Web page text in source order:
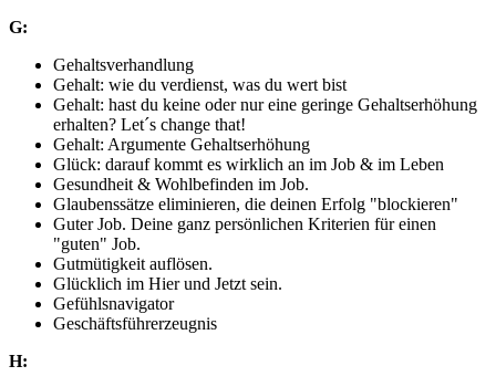
G:
Gehaltsverhandlung
Gehalt: wie du verdienst, was du wert bist
Gehalt: hast du keine oder nur eine geringe Gehaltserhöhung
erhalten? Let´s change that!
Gehalt: Argumente Gehaltserhöhung
Glück: darauf kommt es wirklich an im Job & im Leben
Gesundheit & Wohlbefinden im Job.
Glaubenssätze eliminieren, die deinen Erfolg "blockieren"
Guter Job. Deine ganz persönlichen Kriterien für einen
"guten" Job.
Gutmütigkeit auflösen.
Glücklich im Hier und Jetzt sein.
Gefühlsnavigator
Geschäftsführerzeugnis
H: